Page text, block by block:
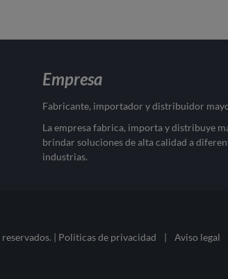
Empresa
Fabricante, importador y distribuidor
La empresa fabrica, importa y distribuye
brindar soluciones de alta calidad a
industrias.
| Politicas de privacidad | Aviso legal